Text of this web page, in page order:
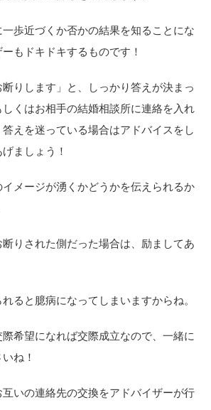
歩近づくか否かの結果を知ることにな
もドキドキするものです！
りします」と、しっかり答えが決まっ
くはお相手の結婚相談所に連絡を入れ
えを迷っている場合はアドバイスをし
ましょう！
メージが湧くかどうかを伝えられるか
りされた側だった場合は、励ましてあ
ると臆病になってしまいますからね。
希望になれば交際成立なので、一緒に
ね！
いの連絡先の交換をアドバイザーが行